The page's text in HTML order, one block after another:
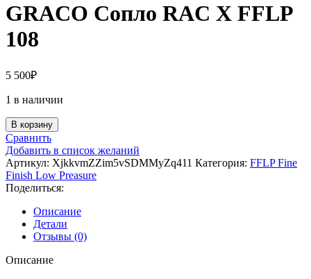
GRACO Сопло RAC X FFLP
108
5 500₽
1 в наличии
В корзину
Сравнить
Добавить в список желаний
Артикул: XjkkvmZZim5vSDMMyZq411 Категория: FFLP Fine
Finish Low Preasure
Поделиться:
Описание
Детали
Отзывы (0)
Описание